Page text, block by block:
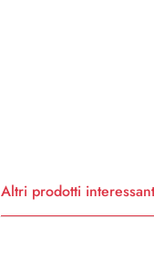
Altri prodotti